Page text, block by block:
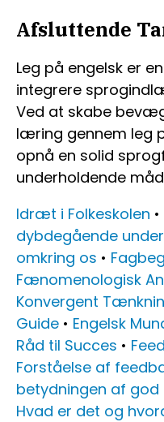
Afsluttende
Leg på engelsk er
integrere
Ved at skabe
læring gennem leg
opnå en solid
underholdende
Idræt i Folkeskolen •
dybdegående
omkring os •
Fænomenologisk
Konvergent
Guide • Engelsk
Råd til Succes •
Forståelse af
betydningen af
Hvad er det og